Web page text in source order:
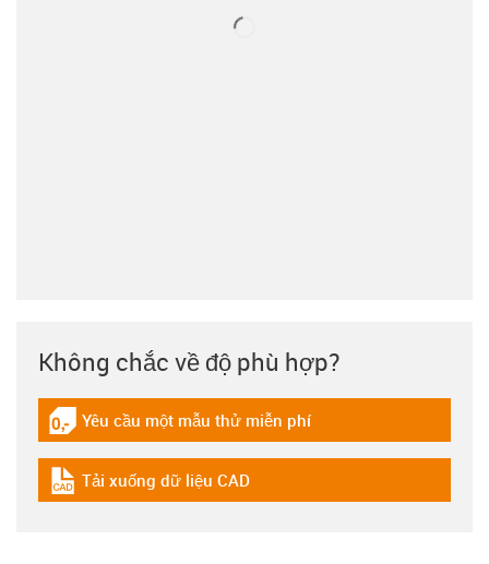
Không chắc về độ phù hợp?
igus-icon-gratismuster
Yêu cầu một mẫu thử miễn phí
igus-icon-cad-dateien
Tải xuống dữ liệu CAD